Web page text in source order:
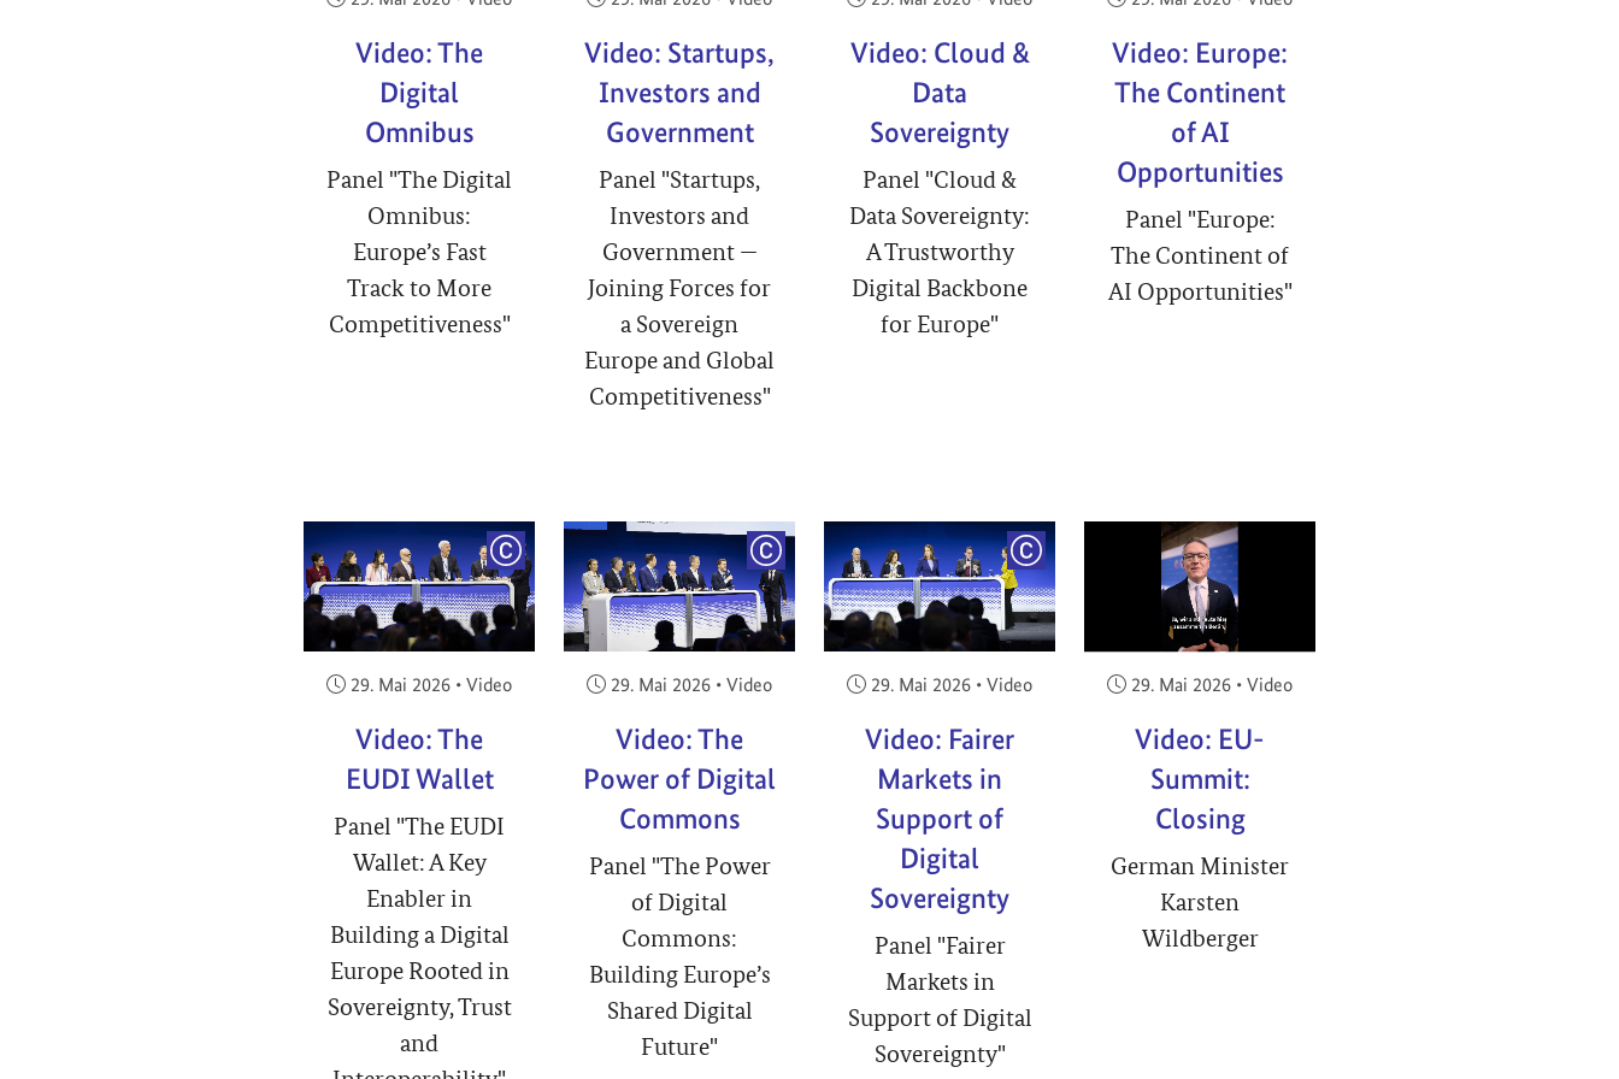
Video: The
Digital
Omnibus
Panel "The Digital
Omnibus:
Europe’s Fast
Track to More
Competitiveness"
Video: Startups,
Investors and
Government
Panel "Startups,
Investors and
Government —
Joining Forces for
a Sovereign
Europe and Global
Competitiveness"
Video: Cloud &
Data
Sovereignty
Panel "Cloud &
Data Sovereignty:
A Trustworthy
Digital Backbone
for Europe"
Video: Europe:
The Continent
of AI
Opportunities
Panel "Europe:
The Continent of
AI Opportunities"
COPYRIGHT
Veröffentlicht am:
29. Mai 2026 • Video
Video: The
EUDI Wallet
Panel "The EUDI
Wallet: A Key
Enabler in
Building a Digital
Europe Rooted in
Sovereignty, Trust
and
COPYRIGHT
Veröffentlicht am:
29. Mai 2026 • Video
Video: The
Power of Digital
Commons
Panel "The Power
of Digital
Commons:
Building Europe’s
Shared Digital
Future"
COPYRIGHT
Veröffentlicht am:
29. Mai 2026 • Video
Video: Fairer
Markets in
Support of
Digital
Sovereignty
Panel "Fairer
Markets in
Support of Digital
Sovereignty"
Veröffentlicht am:
29. Mai 2026 • Video
Video: EU-
Summit:
Closing
German Minister
Karsten
Wildberger